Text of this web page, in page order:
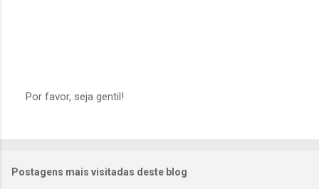
r
Por favor, seja gentil!
Postagens mais visitadas deste blog